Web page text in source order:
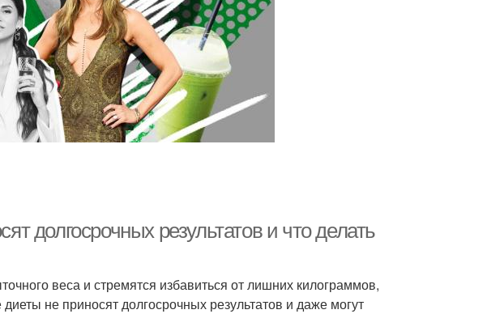
долгосрочных результатов и что делать
веса и стремятся избавиться от лишних килограммов,
не приносят долгосрочных результатов и даже могут